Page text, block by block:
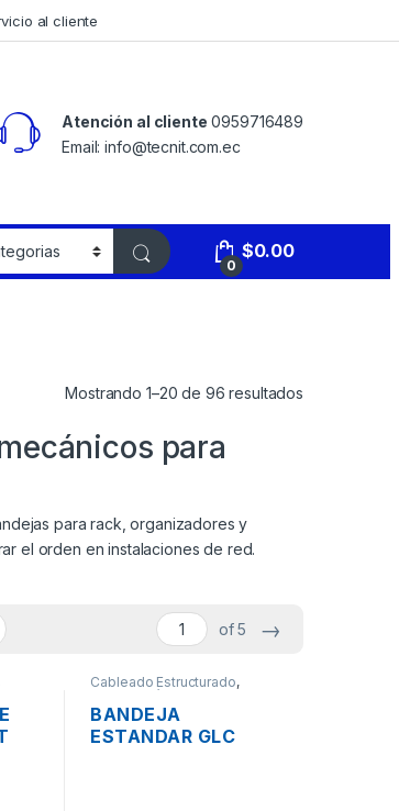
al cliente
Atención al cliente 0959716489
Email: info@tecnit.com.ec
0
$0.00
Mostrando 1–20 de 96 resultados
para
para rack, organizadores y
el orden en instalaciones de red.
of 5 →
Cableado Estructurado,
Metalmecánicos
BANDEJA
ESTANDAR GLC